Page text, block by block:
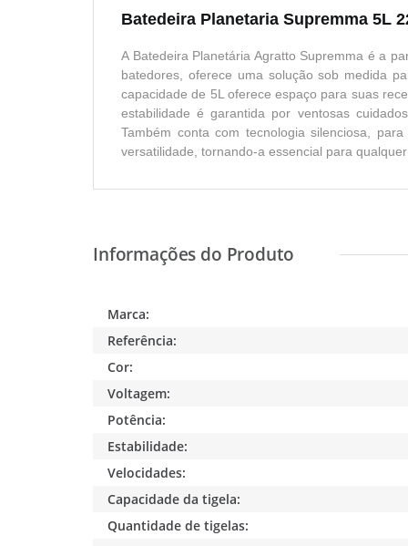
Batedeira Planetaria Supremma 5L
A Batedeira Planetária Agratto Supremma é a
batedores, oferece uma solução sob medida
capacidade de 5L oferece espaço para suas
estabilidade é garantida por ventosas
Também conta com tecnologia silenciosa,
versatilidade, tornando-a essencial para
Marca:
Referência:
Cor:
Voltagem:
Potência:
Estabilidade:
Velocidades:
Capacidade da tigela:
Quantidade de tigelas: